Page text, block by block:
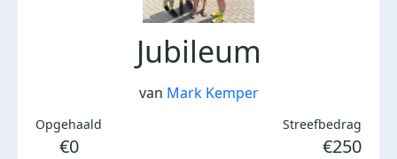
Jubileum
van Mark Kemper
Opgehaald
€0
Streefbedrag
€250